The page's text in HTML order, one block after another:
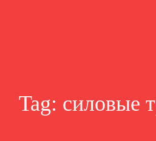
Tag: силовые